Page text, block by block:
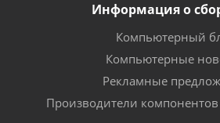
Информация о
Компьютерный
Компьютерные
Рекламные
Производители